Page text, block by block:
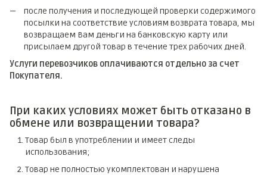
после получения и последующей проверки содержимого
посылки на соответствие условиям возврата товара, мы
возвращаем Вам деньги на банковскую карту или
присылаем другой товар в течение трех рабочих дней.
Услуги перевозчиков оплачиваются отдельно за счет
Покупателя.
При каких условиях может быть отказано в
обмене или возвращении товара?
Товар был в употреблении и имеет следы
использования;
Товар не полностью укомплектован и нарушена